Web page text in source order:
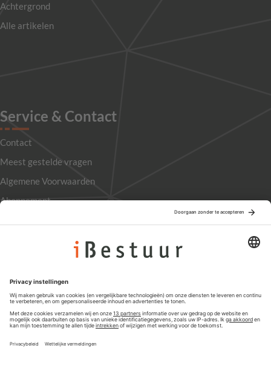
Achtergrond
Alle artikelen
Service & Contact
Contact
Meest gestelde vragen
Algemene Voorwaarden
Abonnement
Privacyinstellingen